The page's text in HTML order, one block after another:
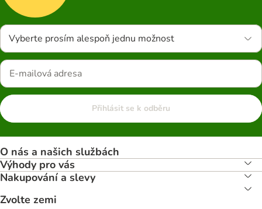
Vyberte prosím alespoň jednu možnost
Přihlásit se k odběru
O nás a našich službách
Výhody pro vás
Nakupování a slevy
Zvolte zemi